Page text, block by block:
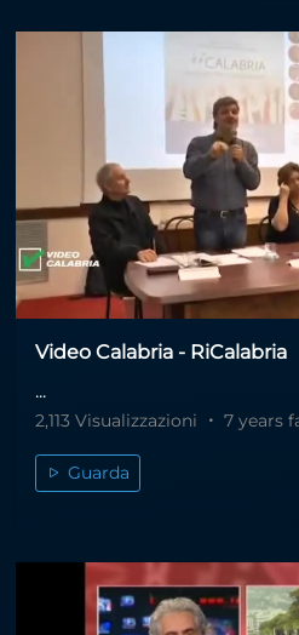
Video Calabria - RiCalabria
...
2,113 Visualizzazioni 7 years
Guarda